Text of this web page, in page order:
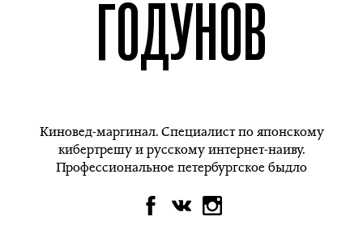
ГОДУНОВ
Киновед-маргинал. Специалист по японскому
кибертрешу и русскому интернет-наиву.
Профессиональное петербургское быдло